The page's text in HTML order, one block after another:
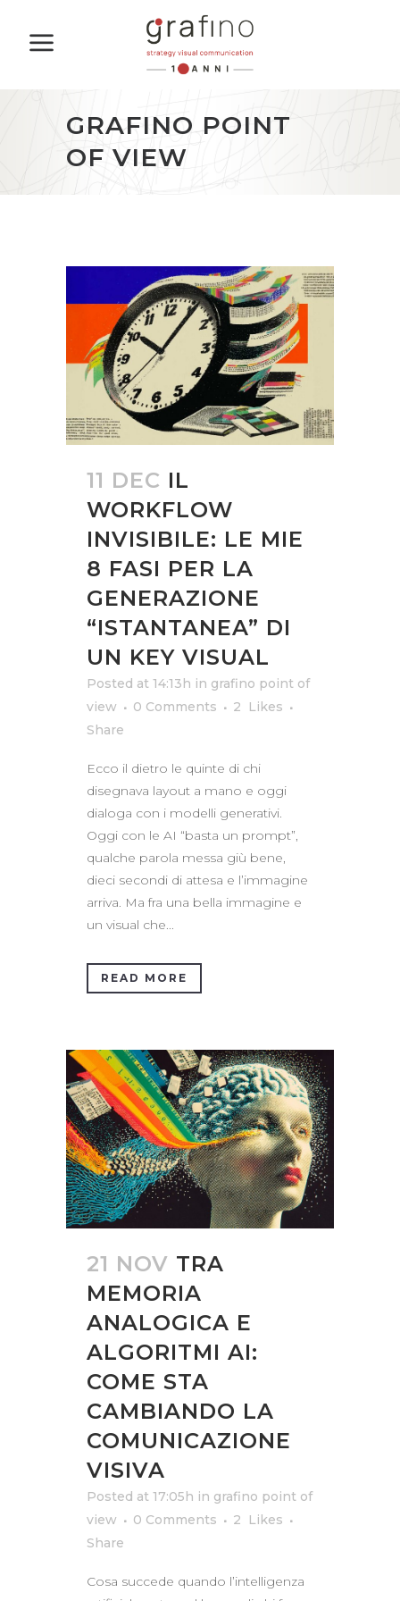
GRAFINO POINT
OF VIEW
11 DEC IL
WORKFLOW
INVISIBILE: LE MIE
8 FASI PER LA
GENERAZIONE
“ISTANTANEA” DI
UN KEY VISUAL
Posted at 14:13h in grafino point of
view
0 Comments 2
Likes
Share
Ecco il dietro le quinte di chi
disegnava layout a mano e oggi
dialoga con i modelli generativi.
Oggi con le AI “basta un prompt”,
qualche parola messa giù bene,
dieci secondi di attesa e l’immagine
arriva. Ma fra una bella immagine e
un visual che...
READ MORE
21 NOV TRA
MEMORIA
ANALOGICA E
ALGORITMI AI:
COME STA
CAMBIANDO LA
COMUNICAZIONE
VISIVA
Posted at 17:05h in grafino point of
view
0 Comments 2
Likes
Share
Cosa succede quando l’intelligenza